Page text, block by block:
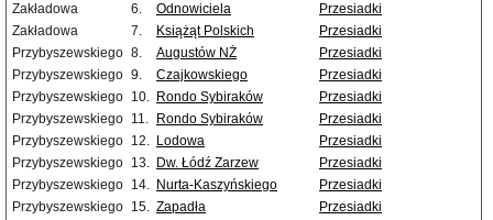
Zakładowa
6. Odnowiciela
Przesiadki
Zakładowa
7. Książąt Polskich
Przesiadki
Przybyszewskiego 8. Augustów NŻ
Przesiadki
Przybyszewskiego 9. Czajkowskiego
Przesiadki
Przybyszewskiego 10. Rondo Sybiraków
Przesiadki
Przybyszewskiego 11. Rondo Sybiraków
Przesiadki
Przybyszewskiego 12. Lodowa
Przesiadki
Przybyszewskiego 13. Dw. Łódź Zarzew
Przesiadki
Przybyszewskiego 14. Nurta-Kaszyńskiego
Przesiadki
Przybyszewskiego 15. Zapadła
Przesiadki